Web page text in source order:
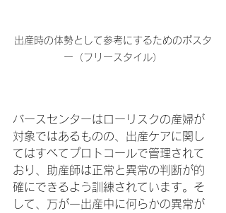
出産時の体勢として参考にするためのポスタ
ー（フリースタイル）
バースセンターはローリスクの産婦が
対象ではあるものの、出産ケアに関し
てはすべてプロトコールで管理されて
おり、助産師は正常と異常の判断が的
確にできるよう訓練されています。そ
して、万が一出産中に何らかの異常が